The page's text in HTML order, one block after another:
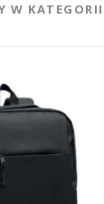
W KATEGORII